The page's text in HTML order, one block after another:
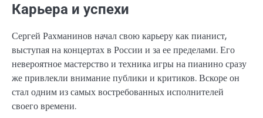
Карьера и успехи
Сергей Рахманинов начал свою карьеру как пианист,
выступая на концертах в России и за ее пределами. Его
невероятное мастерство и техника игры на пианино сразу
же привлекли внимание публики и критиков. Вскоре он
стал одним из самых востребованных исполнителей
своего времени.